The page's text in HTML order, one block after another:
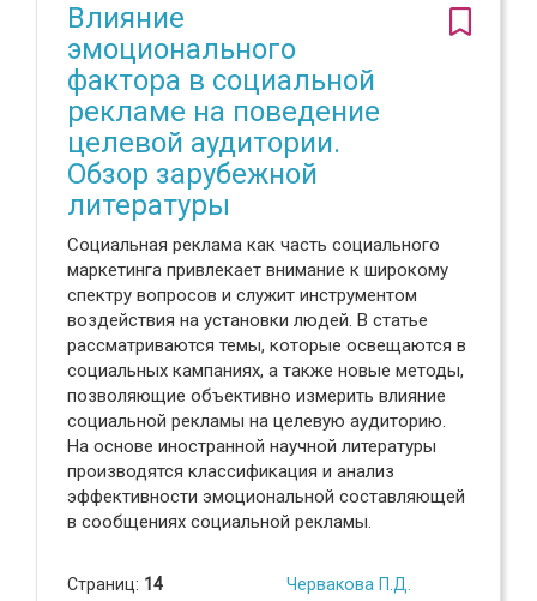
Влияние
эмоционального
фактора в социальной
рекламе на поведение
целевой аудитории.
Обзор зарубежной
литературы
Социальная реклама как часть социального
маркетинга привлекает внимание к широкому
спектру вопросов и служит инструментом
воздействия на установки людей. В статье
рассматриваются темы, которые освещаются в
социальных кампаниях, а также новые методы,
позволяющие объективно измерить влияние
социальной рекламы на целевую аудиторию.
На основе иностранной научной литературы
производятся классификация и анализ
эффективности эмоциональной составляющей
в сообщениях социальной рекламы.
Страниц: 14
Червакова П.Д.